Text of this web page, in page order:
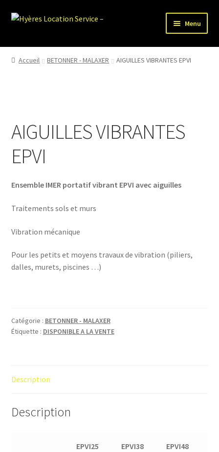
Aller
Aller
Menu
HLS-ACCUEIL
PARTENAIRES
Accueil BETONNER - MALAXER AIGUILLES VIBRANTES EPVI
AIGUILLES VIBRANTES
EPVI
Ensemble IMER portatif vibrant EPVI avec aiguilles
Traitements sols et murs
Vibration mécanique
Pour les petits et moyens travaux de vibration (piliers,
dalles, murets, piscines …)
Catégorie : BETONNER - MALAXER
Étiquette : DISPONIBLE A LA VENTE
Description
Description
EPVI25 EPVI38 EPVI48